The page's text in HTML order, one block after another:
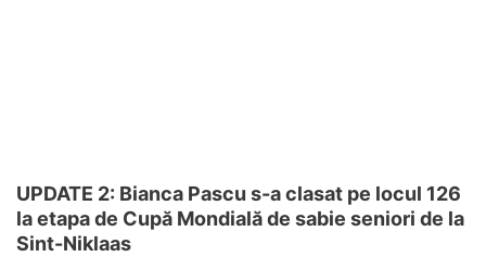
UPDATE 2: Bianca Pascu s-a clasat pe locul 126
la etapa de Cupă Mondială de sabie seniori de la
Sint-Niklaas